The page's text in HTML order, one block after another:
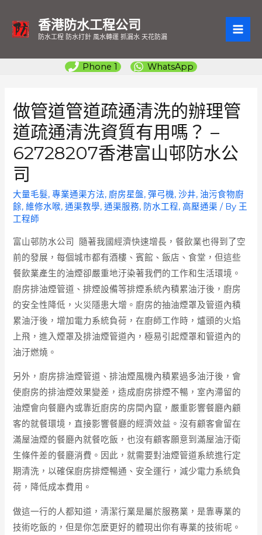
香港防水工程公司
防水工程 防水打針 風水轉運 抓漏水 天花防漏
Phone 1 WhatsApp
做管道管道疏通清洗的辦理管
道疏通清洗資質有用嗎？ –
62728207香港富山邨防水公
司
大量毛髮,專業通渠方法, 廚房星盤,彈弓機,沙井,油污食物廚
餘,維修水喉,通渠教學,通渠服務, 防水工程,高壓通渠 / By 王
工程師
富山邨防水公司
隨著我國經濟快速增長，餐飲業也得到了空
前的發展，每個城市都有酒樓、賓館、飯店、食堂，但這些
餐飲業產生的油煙卻嚴重地汙染著我們的工作和生活環境。
廚房排油煙管道、排煙設備等排煙系統內積累油汙後，廚房
的安全性降低，火災隱患大增。廚房的抽油煙罩及管道內積
累油汙後，增加電力系統負荷，在廚師工作時，爐頭的火焰
上飛，進入煙罩及排油煙管道內，極易引起煙罩和管道內的
油汙燃燒。
另外，廚房排油煙管道、排油煙風機內積累過多油汙後，會
使廚房的排油煙效果變差，造成廚房排煙不暢，室內滯留的
油煙會向餐廳內或靠近廚房的房間內竄，嚴重影響餐廳內顧
客的就餐環境，直接影響餐廳的經濟效益。沒有顧客會留在
滿屋油煙的餐廳內就餐吃飯，也沒有顧客願意到滿屋油汙衛
生條件差的餐廳消費。因此，就需要對油煙管道系統進行定
期清洗，以確保廚房排煙暢通、安全運行，減少電力系統負
荷，降低成本費用。
做這一行的人都知道，清潔行業是屬於服務業，是靠專業的
技術吃飯的，但是你怎麼更好的體現出你有專業的技術呢。